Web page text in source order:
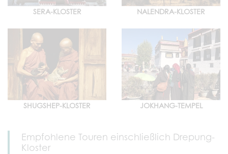
SERA-KLOSTER NALENDRA-KLOSTER
SHUGSHEP-KLOSTER JOKHANG-TEMPEL
Empfohlene Touren einschließlich Drepung-
Kloster